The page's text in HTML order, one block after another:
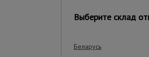
Важные
Выберите склад
Беларусь